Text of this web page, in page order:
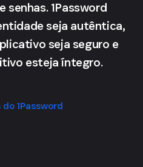
senhas. 1Password
seja autêntica,
seja seguro e
esteja íntegro.
1Password